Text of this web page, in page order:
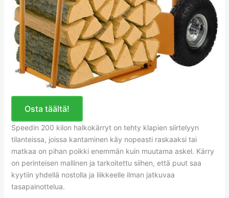
Osta täältä!
Speedin 200 kilon halkokärryt on tehty klapien siirtelyyn
tilanteissa, joissa kantaminen käy nopeasti raskaaksi tai
matkaa on pihan poikki enemmän kuin muutama askel. Kärry
on perinteisen mallinen ja tarkoitettu siihen, että puut saa
kyytiin yhdellä nostolla ja liikkeelle ilman jatkuvaa
tasapainottelua.